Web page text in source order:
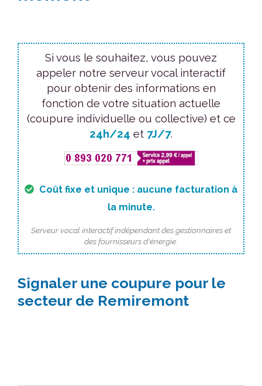
Si vous le souhaitez, vous pouvez
appeler notre serveur vocal interactif
pour obtenir des informations en
fonction de votre situation actuelle
(coupure individuelle ou collective) et ce
24h/24 et 7J/7.
Coût fixe et unique : aucune facturation à
la minute.
Serveur vocal interactif indépendant des gestionnaires et
des fournisseurs d'énergie.
Signaler une coupure pour le
secteur de Remiremont